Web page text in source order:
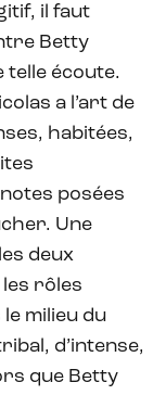
il faut
Betty
telle écoute.
a l’art de
habitées,
posées
Une
deux
rôles
milieu du
d’intense,
que Betty